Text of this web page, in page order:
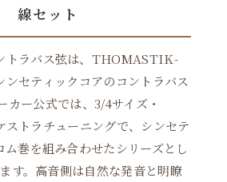
線セット
トラバス弦は、THOMASTIK-
セティックコアのコントラバス
カー公式では、3/4サイズ・
トラチューニングで、シンセテ
ム巻を組み合わせたシリーズとし
す。高音側は自然な発音と明瞭